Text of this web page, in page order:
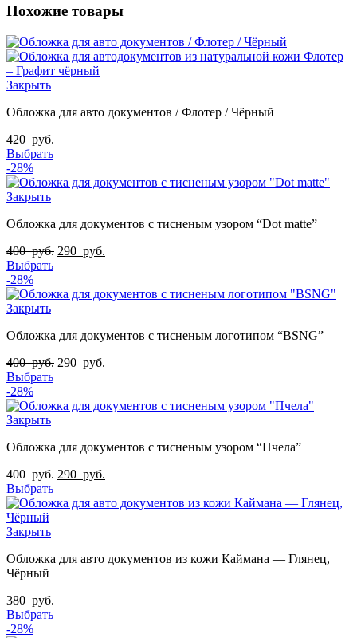
Похожие товары
Закрыть
Обложка для авто документов / Флотер / Чёрный
420 руб.
Выбрать
-28%
Закрыть
Обложка для документов с тисненым узором “Dot matte”
400руб. 290 руб.
Выбрать
-28%
Закрыть
Обложка для документов с тисненым логотипом “ВSNG”
400руб. 290 руб.
Выбрать
-28%
Закрыть
Обложка для документов с тисненым узором “Пчела”
400руб. 290 руб.
Выбрать
Закрыть
Обложка для авто документов из кожи Каймана — Глянец,
Чёрный
380 руб.
Выбрать
-28%